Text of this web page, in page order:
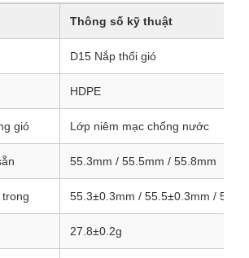
Thông số kỹ thuật
D15 Nắp thổi gió
HDPE
gió Lớp niêm mạc chống nước
55.3mm / 55.5mm / 55.8mm
55.3±0.3mm / 55.5±0.3mm /
27.8±0.2g